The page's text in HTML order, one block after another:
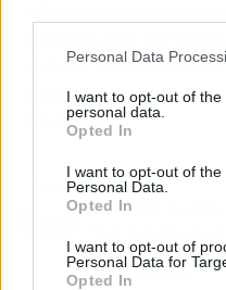
Personal Data
I want to opt-out of
personal data.
Opted In
I want to opt-out of the
Personal Data.
Opted In
I want to opt-out of
Personal Data for
Opted In
vicioso para
simplemente para
día a día.
Artículo anterior
Colaboración de Manni
italiana, con la startup
Build Lovers en su